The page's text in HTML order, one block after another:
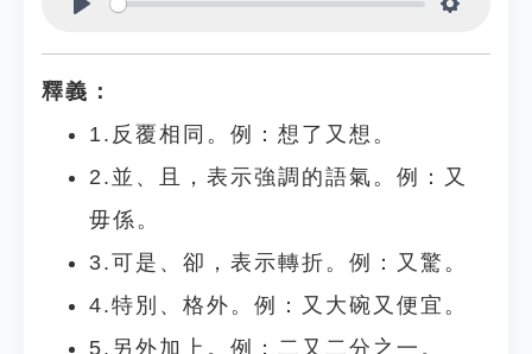
釋義：
1.反覆相同。例：想了又想。
2.並、且，表示強調的語氣。例：又
毋係。
3.可是、卻，表示轉折。例：又驚。
4.特別、格外。例：又大碗又便宜。
5.另外加上。例：二又二分之一。